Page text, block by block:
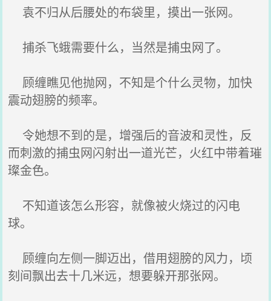
袁不归从后腰处的布袋里，摸出一张网。
捕杀飞蛾需要什么，当然是捕虫网了。
顾缠瞧见他抛网，不知是个什么灵物，加快
震动翅膀的频率。
令她想不到的是，增强后的音波和灵性，反
而刺激的捕虫网闪射出一道光芒，火红中带着璀
璨金色。
不知道该怎么形容，就像被火烧过的闪电
球。
顾缠向左侧一脚迈出，借用翅膀的风力，顷
刻间飘出去十几米远，想要躲开那张网。